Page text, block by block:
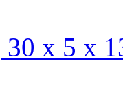
x 5 x